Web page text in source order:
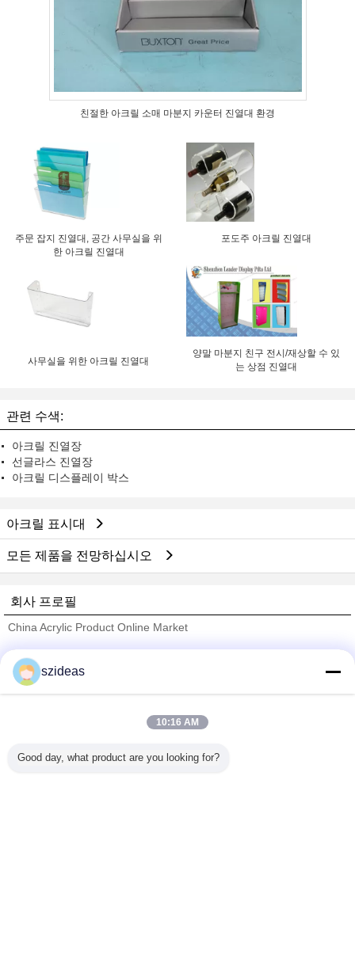
친절한 아크릴 소매 마분지 카운터 진열대 환경
주문 잡지 진열대, 공간 사무실을 위
한 아크릴 진열대
포도주 아크릴 진열대
사무실을 위한 아크릴 진열대
양말 마분지 친구 전시/재상할 수 있
는 상점 진열대
관련 수색:
아크릴 진열장
선글라스 진열장
아크릴 디스플레이 박스
아크릴 표시대
모든 제품을 전망하십시오
회사 프로필
China Acrylic Product Online Market
Trust Seal
모든 제품
szideas
10:16 AM
Good day, what product are you looking for?